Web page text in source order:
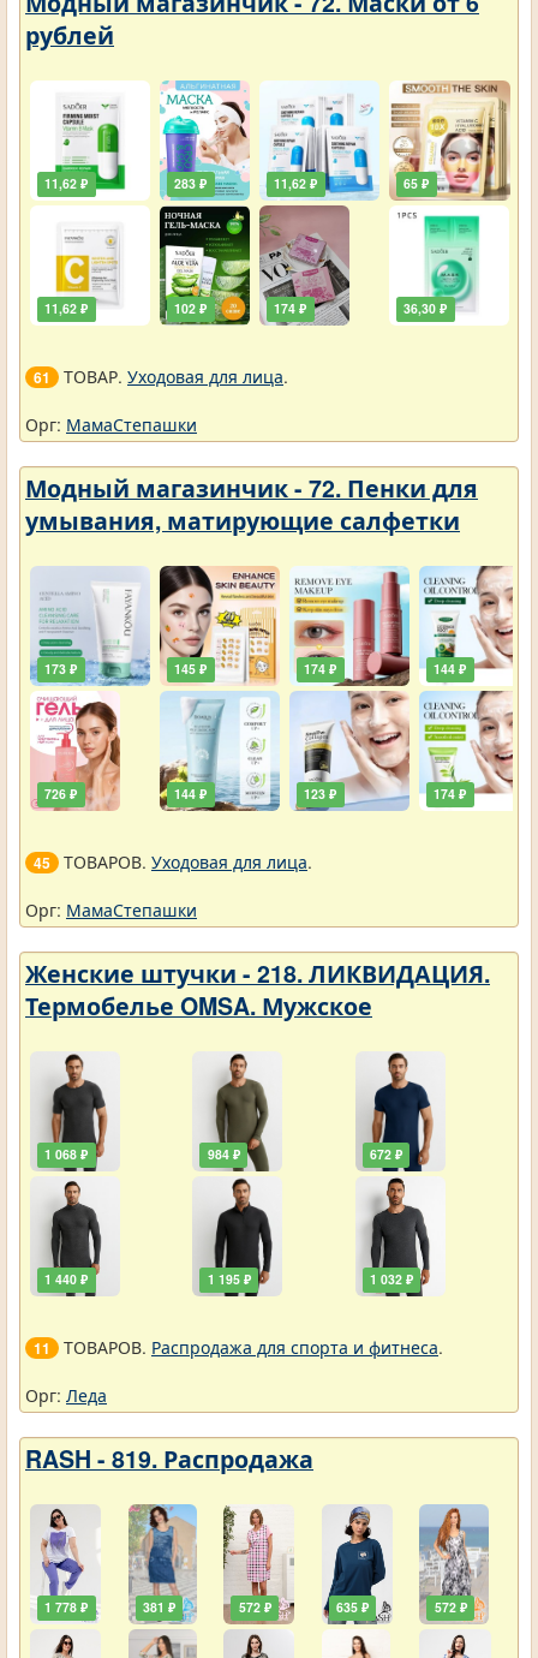
рублей
11,62 ₽
11,62 ₽
283 ₽
102 ₽
11,62 ₽
174 ₽
65 ₽
36,30 ₽
61 ТОВАР. Уходовая для лица.
Орг: МамаСтепашки
Модный магазинчик - 72. Пенки для
умывания, матирующие салфетки
173 ₽
726 ₽
145 ₽
144 ₽
174 ₽
123 ₽
144 ₽
174 ₽
45 ТОВАРОВ. Уходовая для лица.
Орг: МамаСтепашки
Женские штучки - 218. ЛИКВИДАЦИЯ.
Термобелье OMSA. Мужское
1 068 ₽
1 440 ₽
984 ₽
1 195 ₽
672 ₽
1 032 ₽
11 ТОВАРОВ. Распродажа для спорта и фитнеса.
Орг: Леда
RASH - 819. Распродажа
1 778 ₽ 381 ₽ 572 ₽ 635 ₽ 572 ₽